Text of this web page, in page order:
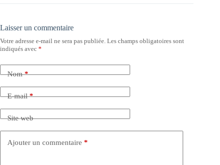
Laisser un commentaire
Votre adresse e-mail ne sera pas publiée. Les champs obligatoires sont
indiqués avec *
Nom*
E-mail*
Site web
Ajouter un commentaire *